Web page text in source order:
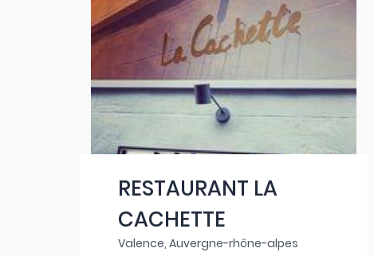
RESTAURANT LA
CACHETTE
Valence, Auvergne-rhône-alpes